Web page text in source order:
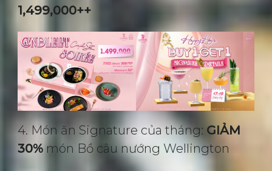
1,499,000++
4. Món ăn Signature của tháng: GIẢM
30% món Bồ câu nướng Wellington